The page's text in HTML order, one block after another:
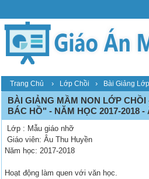
Trang Chủ › Lớp Chồi › Bài Giảng
BÀI GIẢNG MẦM NON LỚP
BÁC HỒ" - NĂM HỌC 2017-2018 -
Lớp : Mẫu giáo nhỡ
Giáo viên: Âu Thu Huyền
Năm học: 2017-2018
Hoạt động làm quen với văn học.